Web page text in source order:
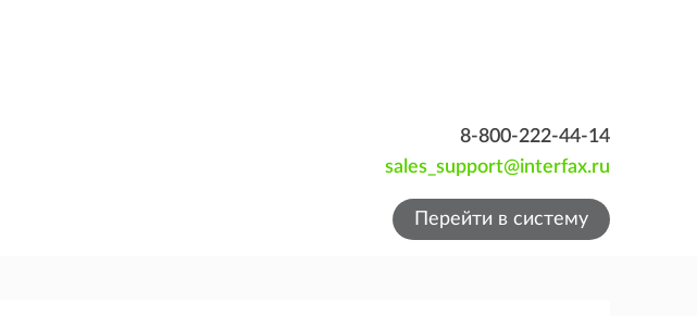
8-800-222-44-14
sales_support@interfax.ru
Перейти в систему